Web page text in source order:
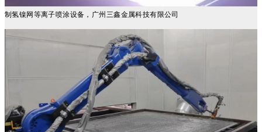
制氢镍网等离子喷涂设备，广州三鑫金属科技有限公司